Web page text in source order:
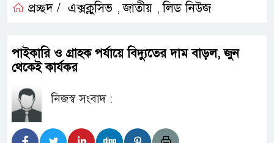
প্রচ্ছদ / এক্সক্লুসিভ ,জাতীয় ,লিড নিউজ
পাইকারি ও গ্রাহক পর্যায়ে বিদ্যুতের দাম বাড়ল, জুন
থেকেই কার্যকর
নিজস্ব সংবাদ :